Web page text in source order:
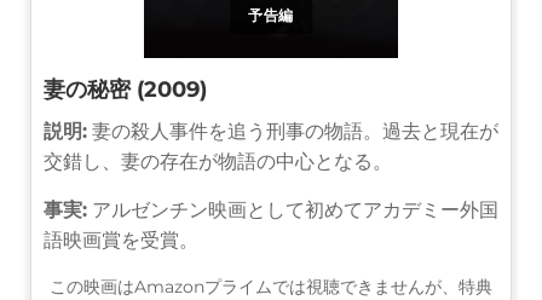
予告編
妻の秘密 (2009)
説明: 妻の殺人事件を追う刑事の物語。過去と現在が
交錯し、妻の存在が物語の中心となる。
事実: アルゼンチン映画として初めてアカデミー外国
語映画賞を受賞。
この映画はAmazonプライムでは視聴できませんが、特典